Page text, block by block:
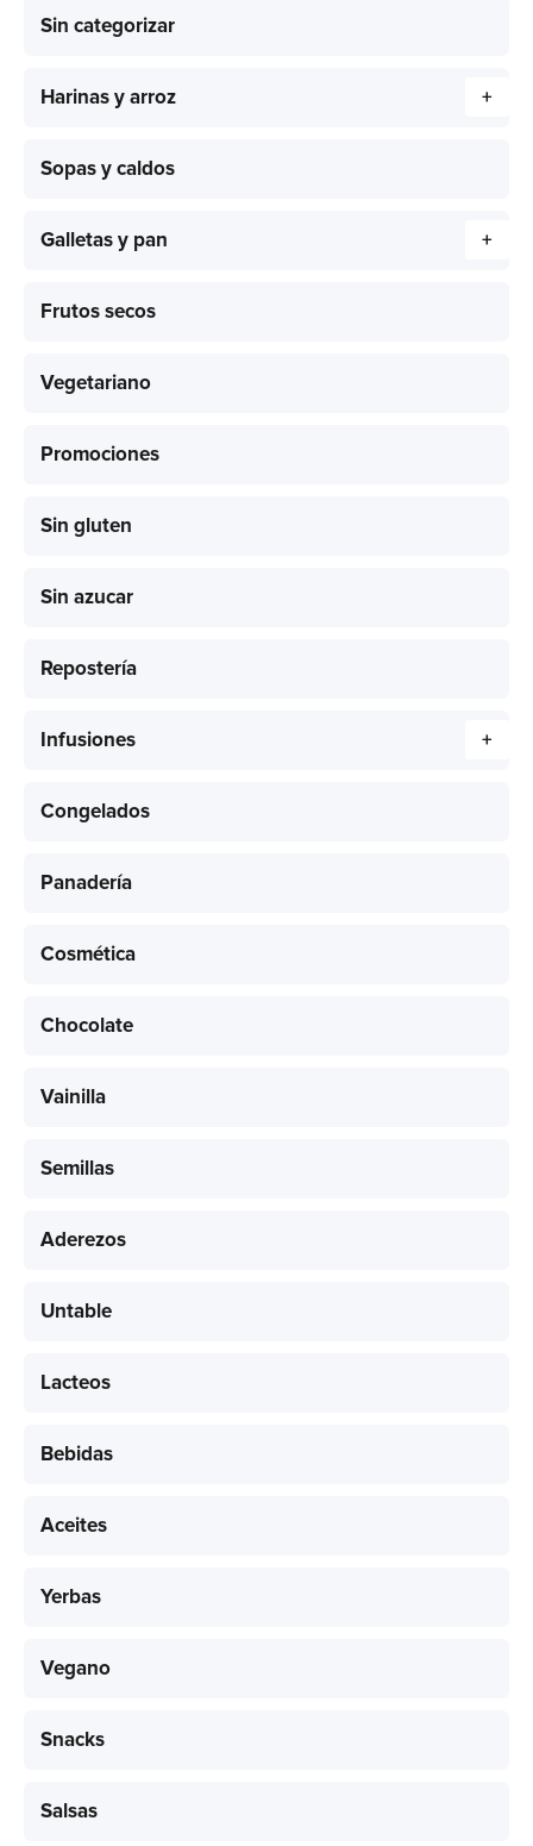
Sin categorizar
Harinas y arroz +
Sopas y caldos
Galletas y pan +
Frutos secos
Vegetariano
Promociones
Sin gluten
Sin azucar
Repostería
Infusiones +
Congelados
Panadería
Cosmética
Chocolate
Vainilla
Semillas
Aderezos
Untable
Lacteos
Bebidas
Aceites
Yerbas
Vegano
Snacks
Salsas